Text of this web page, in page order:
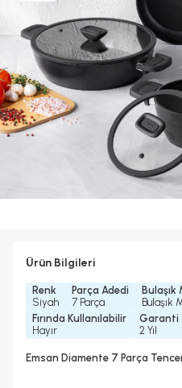
Ürün Bilgileri
Renk
Siyah
Parça Adedi
7 Parça
Bulaşık
Bulaşık
Fırında Kullanılabilir
Hayır
Garanti
2 Yıl
Emsan Diamente 7 Parça